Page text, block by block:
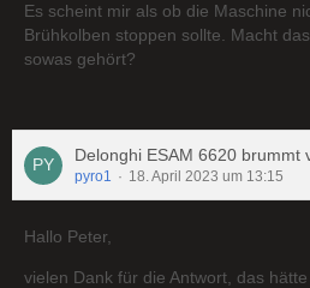
Es scheint mir als ob die Maschine
Brühkolben stoppen sollte. Macht
sowas gehört?
Delonghi ESAM 6620 brummt
pyro1 18. April 2023 um 13:15
Hallo Peter,
vielen Dank für die Antwort, das